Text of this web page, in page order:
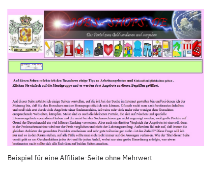
Beispiel für eine Affiliate-Seite ohne Mehrwert